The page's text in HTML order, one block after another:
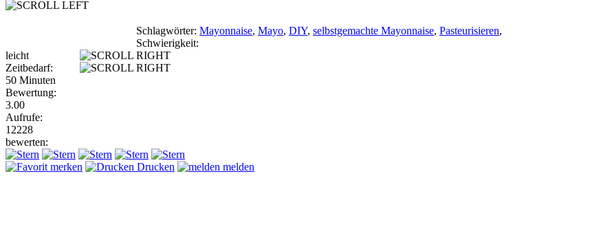
Schlagwörter: Mayonnaise, Mayo, DIY, selbstgemachte Mayonnaise, Pasteurisieren,
Schwierigkeit:
leicht
Zeitbedarf:
50 Minuten
Bewertung:
3.00
Aufrufe:
12228
bewerten:
merken Drucken melden